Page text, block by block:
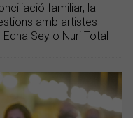
familiar, la
amb artistes
Sey o Nuri Total